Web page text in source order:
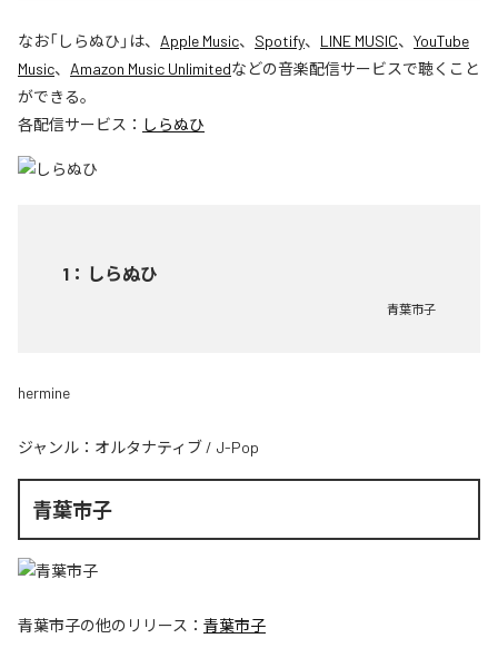
なお「しらぬひ 」は、 Apple Music、 Spotify、 LINE MUSIC、 YouTube
Music、 Amazon Music Unlimitedなどの音楽配信サービスで聴くこと
ができる。
各配信サービス： しらぬひ
1 ： しらぬひ
青葉市子
hermine
ジャンル： オルタナティブ / J-Pop
青葉市子
青葉市子の他のリリース： 青葉市子